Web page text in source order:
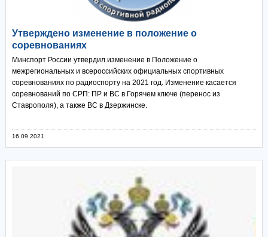
Утверждено изменение в положение о
соревнованиях
Минспорт России утвердил изменение в Положение о
межрегиональных и всероссийских официальных спортивных
соревнованиях по радиоспорту на 2021 год. Изменение касается
соревнований по СРП: ПР и ВС в Горячем ключе (перенос из
Ставрополя), а также ВС в Дзержинске.
16.09.2021